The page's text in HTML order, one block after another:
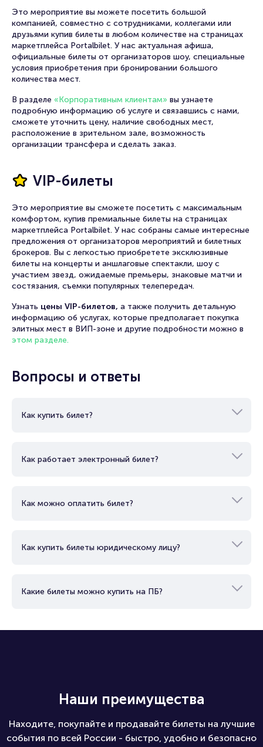
Это мероприятие вы можете посетить большой
компанией, совместно с сотрудниками, коллегами или
друзьями купив билеты в любом количестве на страницах
маркетплейса Portalbilet. У нас актуальная афиша,
официальные билеты от организаторов шоу, специальные
условия приобретения при бронировании большого
количества мест.
В разделе «Корпоративным клиентам» вы узнаете
подробную информацию об услуге и связавшись с нами,
сможете уточнить цену, наличие свободных мест,
расположение в зрительном зале, возможность
организации трансфера и сделать заказ.
VIP-билеты
Это мероприятие вы сможете посетить с максимальным
комфортом, купив премиальные билеты на страницах
маркетплейса Portalbilet. У нас собраны самые интересные
предложения от организаторов мероприятий и билетных
брокеров. Вы с легкостью приобретете эксклюзивные
билеты на концерты и аншлаговые спектакли, шоу с
участием звезд, ожидаемые премьеры, знаковые матчи и
состязания, съемки популярных телепередач.
Узнать цены VIP-билетов, а также получить детальную
информацию об услугах, которые предполагает покупка
элитных мест в ВИП-зоне и другие подробности можно в
этом разделе.
Вопросы и ответы
Как купить билет?
Как работает электронный билет?
Как можно оплатить билет?
Как купить билеты юридическому лицу?
Какие билеты можно купить на ПБ?
Наши преимущества
Находите, покупайте и продавайте билеты на лучшие
события по всей России - быстро, удобно и безопасно